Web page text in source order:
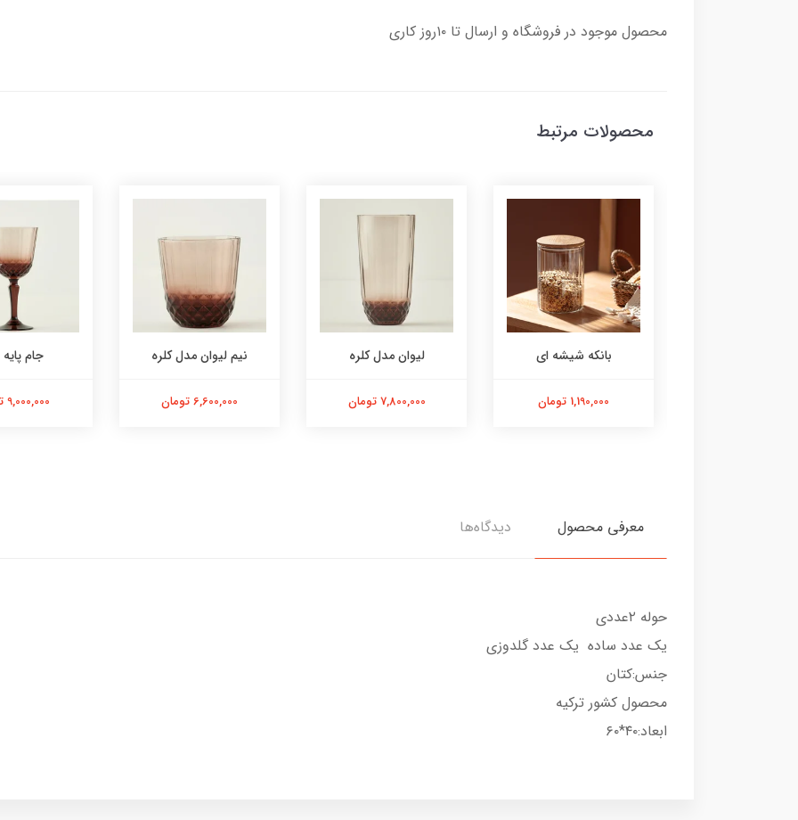
محصول موجود در فروشگاه و ارسال تا ۱۰روز کاری
محصولات مرتبط
بانکه شیشه ای
1,190,000 تومان
لیوان مدل کلره
7,800,000 تومان
نیم لیوان مدل کلره
6,600,000 تومان
جام پایه
9,000,000 تومان
معرفی محصول دیدگاه‌ها
حوله ۲عددی
یک عدد ساده یک عدد گلدوزی
جنس:کتان
محصول کشور ترکیه
ابعاد:۴۰*۶۰